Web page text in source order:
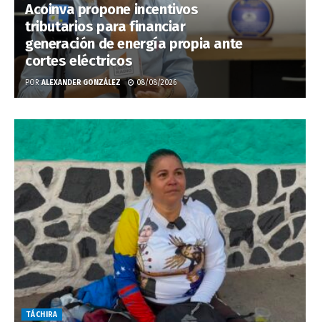
Acoinva propone incentivos
tributarios para financiar
generación de energía propia ante
cortes eléctricos
POR ALEXANDER GONZÁLEZ 08/08/2026
TÁCHIRA